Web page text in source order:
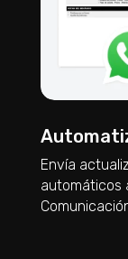
Envía
automáticos